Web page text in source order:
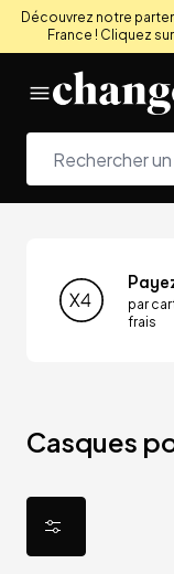
Découvrez notre
France ! Cliquez
par
frais
Casques